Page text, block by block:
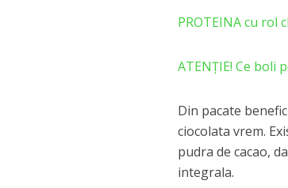
PROTEINA cu rol
ATENŢIE! Ce boli
Din pacate
ciocolata vrem.
pudra de cacao,
integrala.